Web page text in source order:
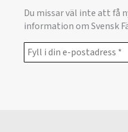
Du missar väl inte att få
information om Svensk